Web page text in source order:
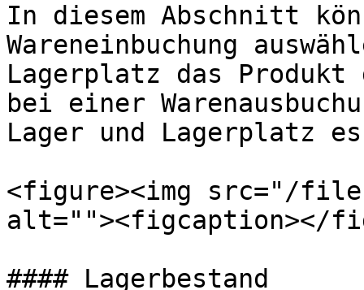
In diesem Abschnitt
Wareneinbuchung
Lagerplatz das
bei einer
Lager und Lagerplatz
<figure><img src="/files/
alt=""><figcaption></
#### Lagerbestand